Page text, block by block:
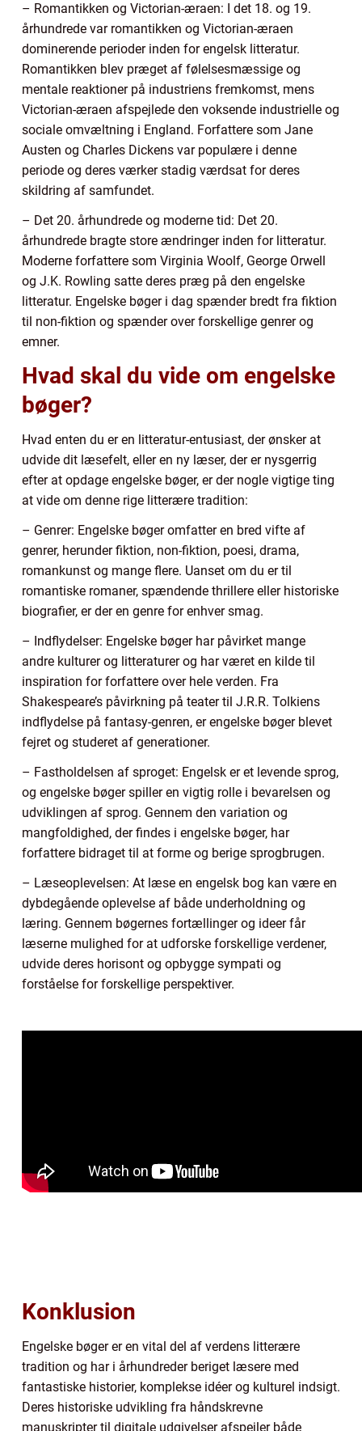
– Romantikken og Victorian-æraen: I det 18. og 19.
århundrede var romantikken og Victorian-æraen
dominerende perioder inden for engelsk litteratur.
Romantikken blev præget af følelsesmæssige og
mentale reaktioner på industriens fremkomst, mens
Victorian-æraen afspejlede den voksende industrielle og
sociale omvæltning i England. Forfattere som Jane
Austen og Charles Dickens var populære i denne
periode og deres værker stadig værdsat for deres
skildring af samfundet.
– Det 20. århundrede og moderne tid: Det 20.
århundrede bragte store ændringer inden for litteratur.
Moderne forfattere som Virginia Woolf, George Orwell
og J.K. Rowling satte deres præg på den engelske
litteratur. Engelske bøger i dag spænder bredt fra fiktion
til non-fiktion og spænder over forskellige genrer og
emner.
Hvad skal du vide om engelske
bøger?
Hvad enten du er en litteratur-entusiast, der ønsker at
udvide dit læsefelt, eller en ny læser, der er nysgerrig
efter at opdage engelske bøger, er der nogle vigtige ting
at vide om denne rige litterære tradition:
– Genrer: Engelske bøger omfatter en bred vifte af
genrer, herunder fiktion, non-fiktion, poesi, drama,
romankunst og mange flere. Uanset om du er til
romantiske romaner, spændende thrillere eller historiske
biografier, er der en genre for enhver smag.
– Indflydelser: Engelske bøger har påvirket mange
andre kulturer og litteraturer og har været en kilde til
inspiration for forfattere over hele verden. Fra
Shakespeare’s påvirkning på teater til J.R.R. Tolkiens
indflydelse på fantasy-genren, er engelske bøger blevet
fejret og studeret af generationer.
– Fastholdelsen af sproget: Engelsk er et levende sprog,
og engelske bøger spiller en vigtig rolle i bevarelsen og
udviklingen af sprog. Gennem den variation og
mangfoldighed, der findes i engelske bøger, har
forfattere bidraget til at forme og berige sprogbrugen.
– Læseoplevelsen: At læse en engelsk bog kan være en
dybdegående oplevelse af både underholdning og
læring. Gennem bøgernes fortællinger og ideer får
læserne mulighed for at udforske forskellige verdener,
udvide deres horisont og opbygge sympati og
forståelse for forskellige perspektiver.
Konklusion
Engelske bøger er en vital del af verdens litterære
tradition og har i århundreder beriget læsere med
fantastiske historier, komplekse idéer og kulturel indsigt.
Deres historiske udvikling fra håndskrevne
manuskripter til digitale udgivelser afspejler både